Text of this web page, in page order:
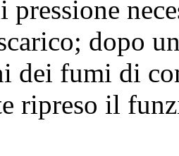
pressione
dopo
dei fumi di
ripreso il